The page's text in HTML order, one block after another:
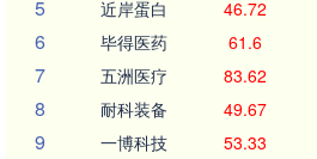
5 近岸蛋白 46.72
6 毕得医药 61.6
7 五洲医疗 83.62
8 耐科装备 49.67
9 一博科技 53.33